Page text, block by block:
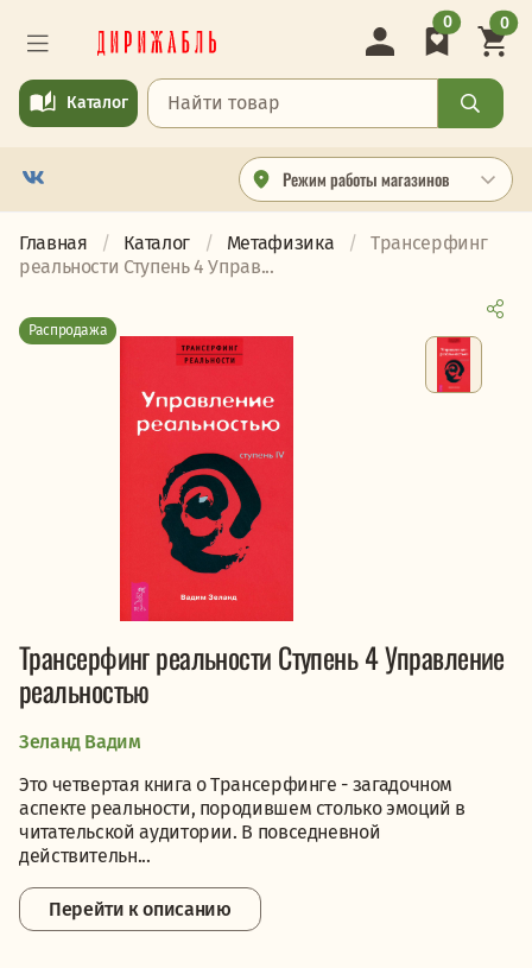
Режим работы магазинов
Каталог
0 0
Главная Каталог Метафизика
Трансерфинг
реальности Ступень 4 Управ...
Распродажа
Трансерфинг реальности Ступень 4 Управление
реальностью
Зеланд Вадим
Это четвертая книга о Трансерфинге - загадочном
аспекте реальности, породившем столько эмоций в
читательской аудитории. В повседневной
действительн...
Перейти к описанию